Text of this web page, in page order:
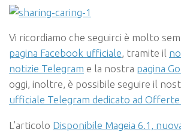
Vi ricordiamo che seguirci è molto
pagina Facebook ufficiale, tramite il
notizie Telegram e la nostra pagina
oggi, inoltre, è possibile seguire il
ufficiale Telegram dedicato ad
L’articolo Disponibile Mageia 6.1,